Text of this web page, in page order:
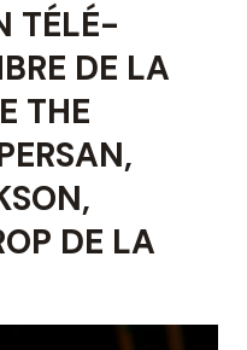
TÉLÉ-
DE LA
THE
DE LA